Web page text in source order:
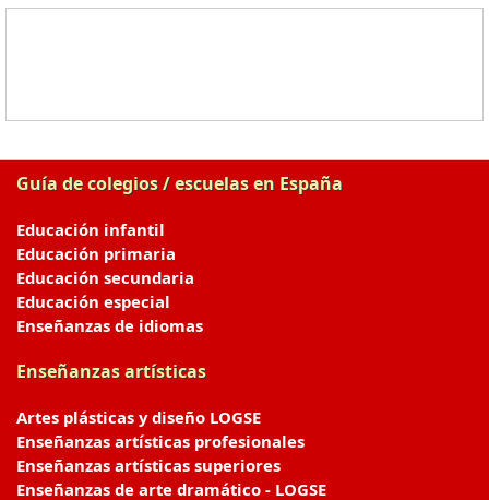
Guía de colegios / escuelas en España
Educación infantil
Educación primaria
Educación secundaria
Educación especial
Enseñanzas de idiomas
Enseñanzas artísticas
Artes plásticas y diseño LOGSE
Enseñanzas artísticas profesionales
Enseñanzas artísticas superiores
Enseñanzas de arte dramático - LOGSE